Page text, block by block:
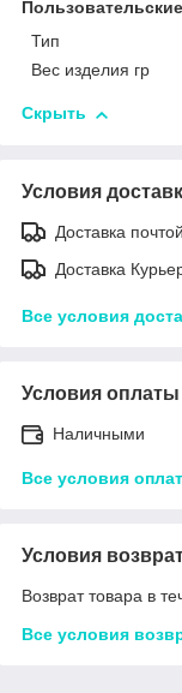
Тип
Вес изделия гр
Скрыть
Условия
Доставка
Доставка
Все условия
Условия оплаты
Наличными
Все условия
Условия
Возврат товара в
Все условия